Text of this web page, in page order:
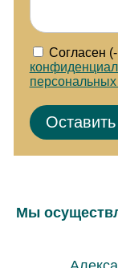
Согласен
Мы